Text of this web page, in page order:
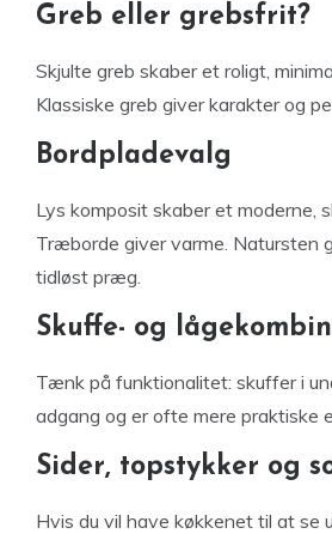
Greb eller grebsfrit?
Skjulte greb skaber et roligt,
Klassiske greb giver karakter og
Bordpladevalg
Lys komposit skaber et moderne,
Træborde giver varme. Natursten
tidløst præg.
Skuffe- og
Tænk på funktionalitet: skuffer i
adgang og er ofte mere praktiske
Sider, topstykker og
Hvis du vil have køkkenet til at se